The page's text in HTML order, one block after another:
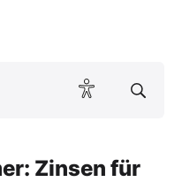
ONLINE lesen
Zinsen für